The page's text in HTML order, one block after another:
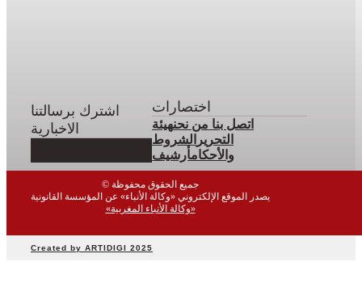
اشترك برسالتنا
الاخبارية
اختصارات
اتصل بنا من نحنهيئة
التحرير الشروط
والأحكامأرشيف
© جميع الحقوق محفوظة
يصدر الموقع الإلكتروني «وكالة الأنباء» عن المؤسسة القانونية
«وكالة الأنباء المغربية»
Created by ARTIDIGI 2025